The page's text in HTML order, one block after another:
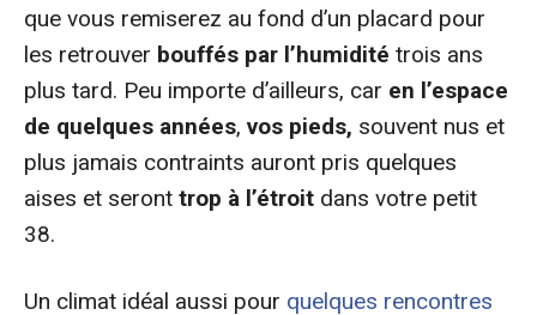
que vous remiserez au fond d’un placard pour
les retrouver bouffés par l’humidité trois ans
plus tard. Peu importe d’ailleurs, car en l’espace
de quelques années, vos pieds, souvent nus et
plus jamais contraints auront pris quelques
aises et seront trop à l’étroit dans votre petit
38.
Un climat idéal aussi pour quelques rencontres